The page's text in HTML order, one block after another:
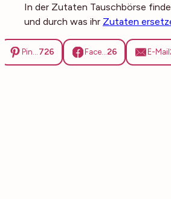
In der Zutaten Tauschbörse
und durch was ihr Zutaten
726 26 E-Mail